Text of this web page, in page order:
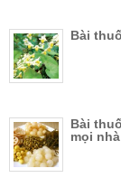
Bài
Bài
mọi nhà